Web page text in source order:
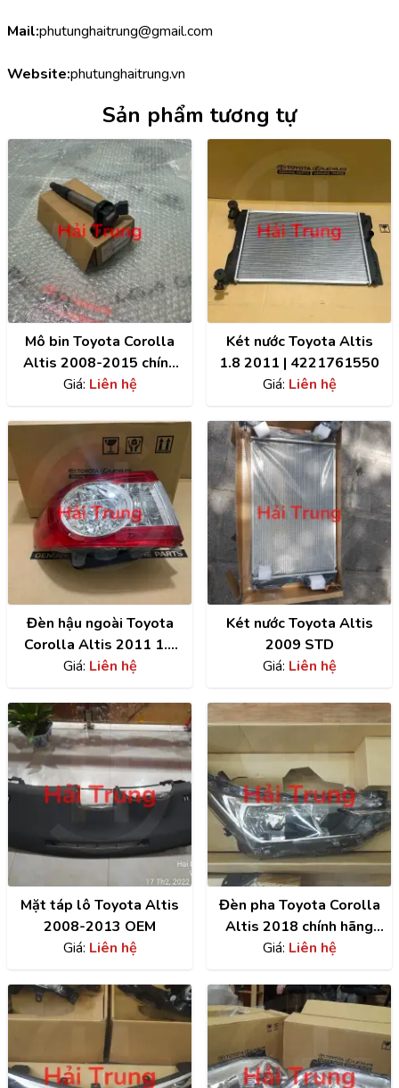
Mail:phutunghaitrung@gmail.com
Website:phutunghaitrung.vn
Sản phẩm tương tự
Mô bin Toyota Corolla
Altis 2008-2015 chính
hãng | 0997002500
Giá: Liên hệ
Két nước Toyota Altis
1.8 2011 | 4221761550
Giá: Liên hệ
Đèn hậu ngoài Toyota
Corolla Altis 2011 1.8
chính hãng | 8156102620
Giá: Liên hệ
Két nước Toyota Altis
2009 STD
Giá: Liên hệ
Mặt táp lô Toyota Altis
2008-2013 OEM
Giá: Liên hệ
Đèn pha Toyota Corolla
Altis 2018 chính hãng
RH | 8113002R50
Giá: Liên hệ